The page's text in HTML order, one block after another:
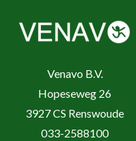
Venavo B.V.
Hopeseweg 26
3927 CS Renswoude
033-2588100